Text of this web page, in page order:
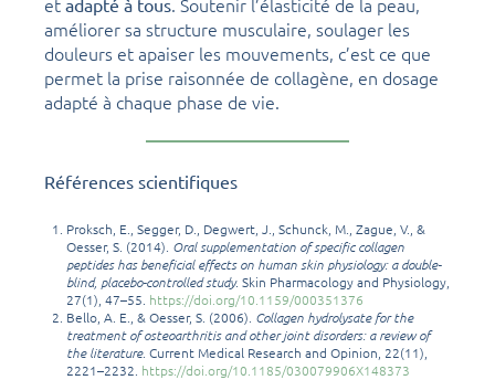
adapté à tous
améliorer sa structure musculaire, soulager les
douleurs et apaiser les mouvements, c’est ce que
permet la prise raisonnée de collagène, en dosage
adapté à chaque phase de vie.
Références scientifiques
Proksch, E., Segger, D., Degwert, J., Schunck, M., Zague, V., &
Oesser, S. (2014). Oral supplementation of specific collagen
peptides has beneficial effects on human skin physiology: a double-
blind, placebo-controlled study. Skin Pharmacology and Physiology,
27(1), 47–55. https://doi.org/10.1159/000351376
Bello, A. E., & Oesser, S. (2006). Collagen hydrolysate for the
treatment of osteoarthritis and other joint disorders: a review of
the literature. Current Medical Research and Opinion, 22(11),
2221–2232. https://doi.org/10.1185/030079906X148373